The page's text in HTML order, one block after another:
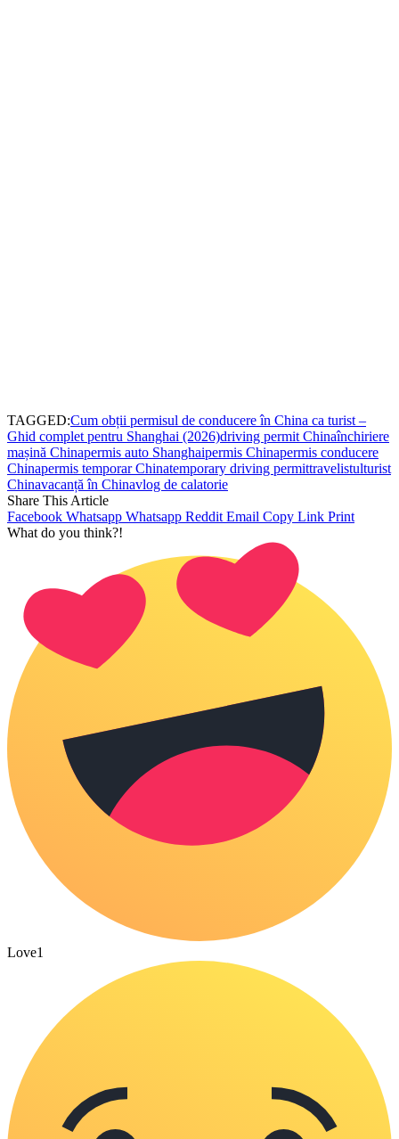
TAGGED:Cum obții permisul de conducere în China ca turist –
Ghid complet pentru Shanghai (2026)driving permit Chinaînchiriere
mașină Chinapermis auto Shanghaipermis Chinapermis conducere
Chinapermis temporar Chinatemporary driving permittravelistulturist
Chinavacanță în Chinavlog de calatorie
Share This Article
Facebook Whatsapp Whatsapp Reddit Email Copy Link Print
What do you think?!
Love1